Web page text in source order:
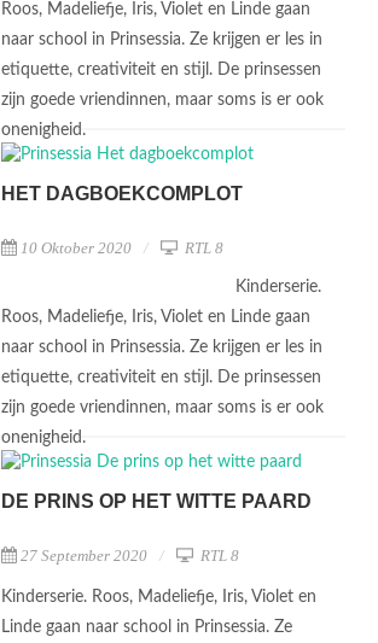
Roos, Madeliefje, Iris, Violet en Linde gaan
naar school in Prinsessia. Ze krijgen er les in
etiquette, creativiteit en stijl. De prinsessen
zijn goede vriendinnen, maar soms is er ook
onenigheid.
HET DAGBOEKCOMPLOT
10 Oktober 2020 RTL 8
Kinderserie.
Roos, Madeliefje, Iris, Violet en Linde gaan
naar school in Prinsessia. Ze krijgen er les in
etiquette, creativiteit en stijl. De prinsessen
zijn goede vriendinnen, maar soms is er ook
onenigheid.
DE PRINS OP HET WITTE PAARD
27 September 2020 RTL 8
Kinderserie. Roos, Madeliefje, Iris, Violet en
Linde gaan naar school in Prinsessia. Ze